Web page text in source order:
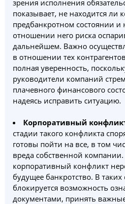
зрения исполнения
показывает, не находится ли
предбанкротном состоянии и
отношении него риска
дальнейшем. Важно
в отношении тех
полная уверенность,
руководители компаний
плачевного финансового
надеясь исправить ситуацию.
Корпоративный
стадии такого конфликта
готовы пойти на все, в том
вреда собственной
корпоративный конфликт
будущее банкротство. В таких
блокируется возможность
документами, принять